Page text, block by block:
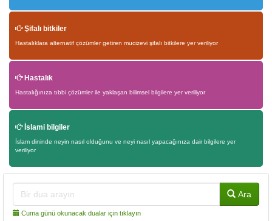
Şifalı bitkiler
Hastalıklara alternatif çözümler getiren mucizevi şifalı bitkilere yer veriliyor
Hastalık
Hastalığınıza tıbbi çözümler ile yaklaşan bilimsel bilgilere yer veriliyor
İslami bilgiler
İslam dininde neyin nasıl olduğunu ve neyi nasıl yapacağınıza dair bilgilere yer
veriliyor
Ara
Cuma günü okunacak dualar için tıklayın